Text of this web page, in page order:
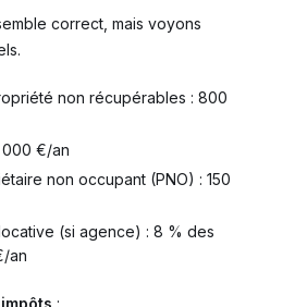
correct, mais voyons
non récupérables : 800
000 €/an
non occupant (PNO) : 150
(si agence) : 8 % des
an
: